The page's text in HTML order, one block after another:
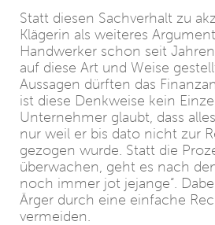
Statt diesen Sachverhalt zu
Klägerin als weiteres
Handwerker schon seit
auf diese Art und Weise
Aussagen dürften das
ist diese Denkweise kein
Unternehmer glaubt, dass
nur weil er bis dato nicht zur
gezogen wurde. Statt die
überwachen, geht es nach
noch immer jot jejange“.
Ärger durch eine einfache
vermeiden.